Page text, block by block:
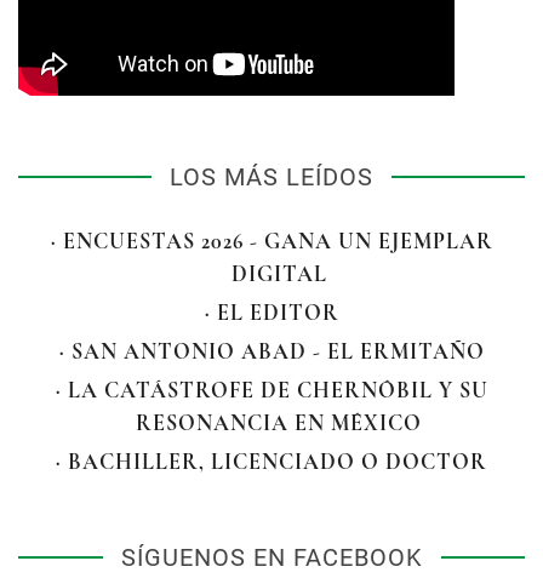
LOS MÁS LEÍDOS
· ENCUESTAS 2026 - GANA UN EJEMPLAR
DIGITAL
· EL EDITOR
· SAN ANTONIO ABAD - EL ERMITAÑO
· LA CATÁSTROFE DE CHERNÓBIL Y SU
RESONANCIA EN MÉXICO
· BACHILLER, LICENCIADO O DOCTOR
SÍGUENOS EN FACEBOOK